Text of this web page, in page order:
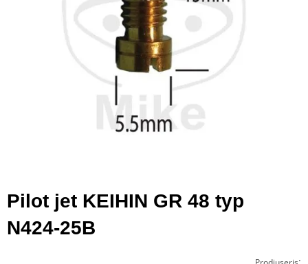
Pilot jet KEIHIN GR 48 typ
N424-25B